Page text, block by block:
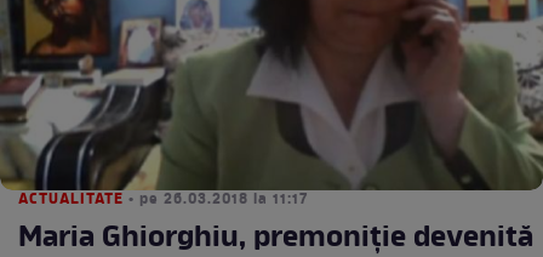
ACTUALITATE • pe 26.03.2018 la 11:17
Maria Ghiorghiu, premoniție devenită